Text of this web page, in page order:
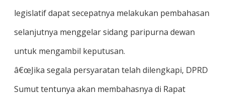
legislatif dapat secepatnya melakukan pembahasan
selanjutnya menggelar sidang paripurna dewan
untuk mengambil keputusan.
â€œJika segala persyaratan telah dilengkapi, DPRD
Sumut tentunya akan membahasnya di Rapat